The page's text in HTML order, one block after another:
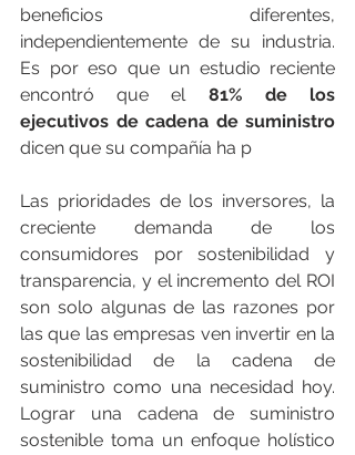
beneficios diferentes,
independientemente de su industria.
Es por eso que un estudio reciente
encontró que el 81% de los
ejecutivos de cadena de suministro
dicen que su compañía ha p
Las prioridades de los inversores, la
creciente demanda de los
consumidores por sostenibilidad y
transparencia, y el incremento del ROI
son solo algunas de las razones por
las que las empresas ven invertir en la
sostenibilidad de la cadena de
suministro como una necesidad hoy.
Lograr una cadena de suministro
sostenible toma un enfoque holístico